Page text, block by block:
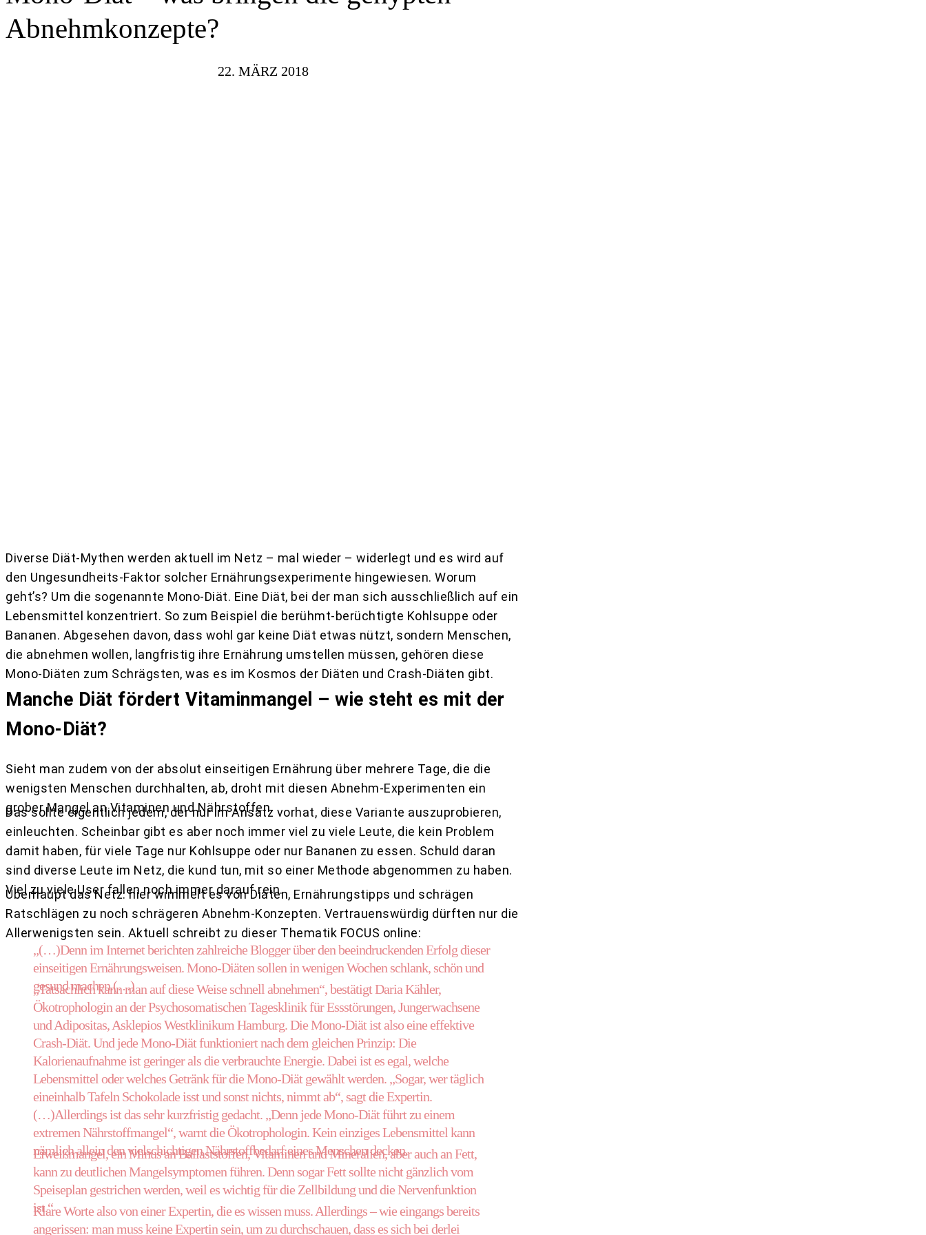
Abnehmkonzepte?
22. MÄRZ 2018
Diverse Diät-Mythen werden aktuell im Netz – mal wieder – widerlegt und es wird auf
den Ungesundheits-Faktor solcher Ernährungsexperimente hingewiesen. Worum
geht’s? Um die sogenannte Mono-Diät. Eine Diät, bei der man sich ausschließlich auf ein
Lebensmittel konzentriert. So zum Beispiel die berühmt-berüchtigte Kohlsuppe oder
Bananen. Abgesehen davon, dass wohl gar keine Diät etwas nützt, sondern Menschen,
die abnehmen wollen, langfristig ihre Ernährung umstellen müssen, gehören diese
Mono-Diäten zum Schrägsten, was es im Kosmos der Diäten und Crash-Diäten gibt.
Manche Diät fördert Vitaminmangel – wie steht es mit der
Mono-Diät?
Sieht man zudem von der absolut einseitigen Ernährung über mehrere Tage, die die
wenigsten Menschen durchhalten, ab, droht mit diesen Abnehm-Experimenten ein
grober Mangel an Vitaminen und Nährstoffen.
Das sollte eigentlich jedem, der nur im Ansatz vorhat, diese Variante auszuprobieren,
einleuchten. Scheinbar gibt es aber noch immer viel zu viele Leute, die kein Problem
damit haben, für viele Tage nur Kohlsuppe oder nur Bananen zu essen. Schuld daran
sind diverse Leute im Netz, die kund tun, mit so einer Methode abgenommen zu haben.
Viel zu viele User fallen noch immer darauf rein.
Überhaupt das Netz: hier wimmelt es von Diäten, Ernährungstipps und schrägen
Ratschlägen zu noch schrägeren Abnehm-Konzepten. Vertrauenswürdig dürften nur die
Allerwenigsten sein. Aktuell schreibt zu dieser Thematik FOCUS online:
„(…)Denn im Internet berichten zahlreiche Blogger über den beeindruckenden Erfolg dieser
einseitigen Ernährungsweisen. Mono-Diäten sollen in wenigen Wochen schlank, schön und
gesund machen.(…)
„Tatsächlich kann man auf diese Weise schnell abnehmen“, bestätigt Daria Kähler,
Ökotrophologin an der Psychosomatischen Tagesklinik für Essstörungen, Jungerwachsene
und Adipositas, Asklepios Westklinikum Hamburg. Die Mono-Diät ist also eine effektive
Crash-Diät. Und jede Mono-Diät funktioniert nach dem gleichen Prinzip: Die
Kalorienaufnahme ist geringer als die verbrauchte Energie. Dabei ist es egal, welche
Lebensmittel oder welches Getränk für die Mono-Diät gewählt werden. „Sogar, wer täglich
eineinhalb Tafeln Schokolade isst und sonst nichts, nimmt ab“, sagt die Expertin.
(…)Allerdings ist das sehr kurzfristig gedacht. „Denn jede Mono-Diät führt zu einem
extremen Nährstoffmangel“, warnt die Ökotrophologin. Kein einziges Lebensmittel kann
nämlich allein den vielschichtigen Nährstoffbedarf eines Menschen decken.
Eiweißmangel, ein Minus an Ballaststoffen, Vitaminen und Mineralien, aber auch an Fett,
kann zu deutlichen Mangelsymptomen führen. Denn sogar Fett sollte nicht gänzlich vom
Speiseplan gestrichen werden, weil es wichtig für die Zellbildung und die Nervenfunktion
ist.“
Klare Worte also von einer Expertin, die es wissen muss. Allerdings – wie eingangs bereits
angerissen: man muss keine Expertin sein, um zu durchschauen, dass es sich bei derlei